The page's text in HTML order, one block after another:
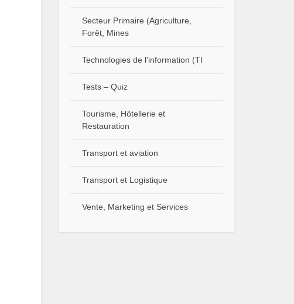
Secteur Primaire (Agriculture,
Forêt, Mines
Technologies de l'information (TI
Tests – Quiz
Tourisme, Hôtellerie et
Restauration
Transport et aviation
Transport et Logistique
Vente, Marketing et Services